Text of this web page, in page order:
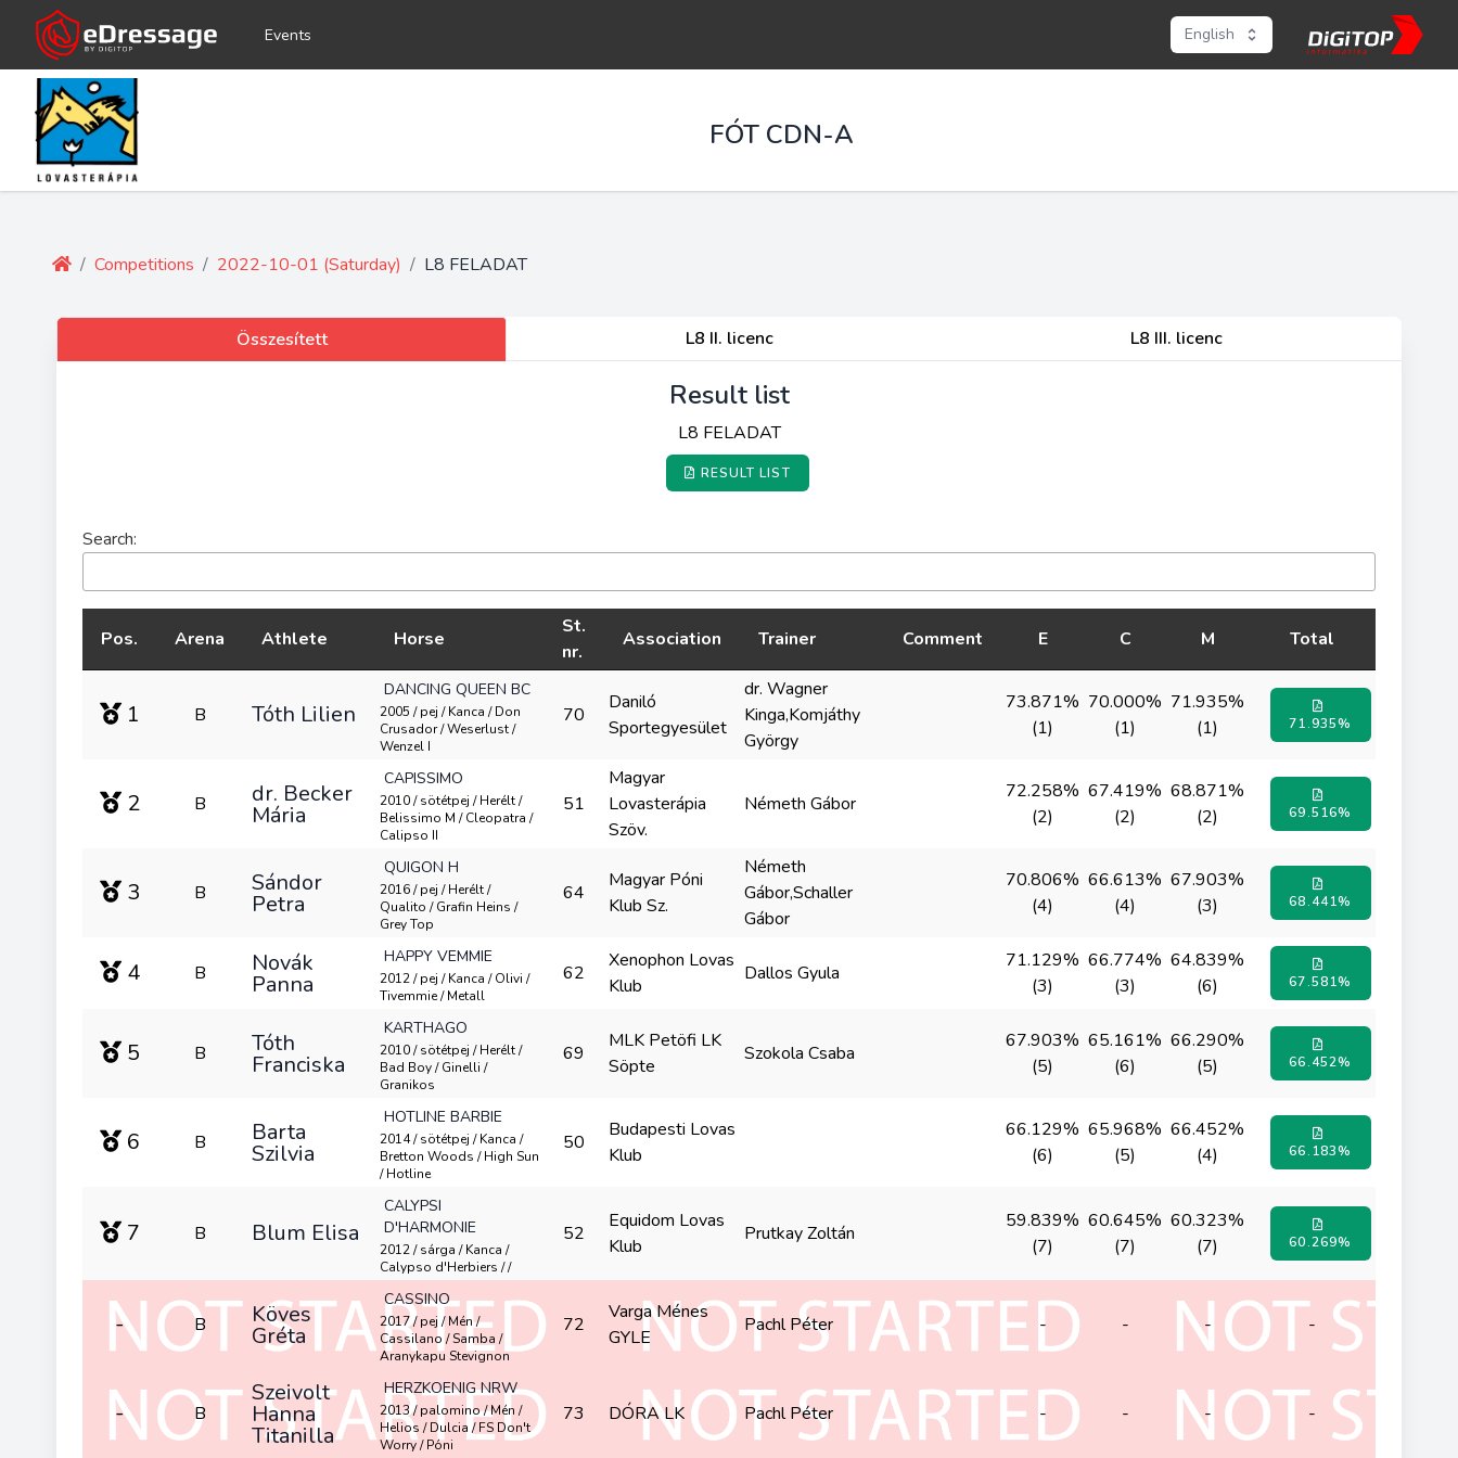
Events English
FÓT CDN-A
/ Competitions / 2022-10-01 (Saturday) / L8 FELADAT
Összesített L8 II. licenc L8 III. licenc
Result list
L8 FELADAT
RESULT LIST
Search:
Pos. Arena Athlete Horse
St.
nr.
Association Trainer Comment E C M Total
1 B Tóth Lilien
DANCING QUEEN BC
2005 / pej / Kanca / Don
Crusador / Weserlust /
Wenzel I
70
Daniló
Sportegyesület
dr. Wagner
Kinga,Komjáthy
György
73.871%
(1)
70.000%
(1)
71.935%
(1)
71.935%
2 B dr. Becker
Mária
CAPISSIMO
2010 / sötétpej / Herélt /
Belissimo M / Cleopatra /
Calipso II
51
Magyar
Lovasterápia
Szöv.
Németh Gábor
72.258%
(2)
67.419%
(2)
68.871%
(2)
69.516%
3 B Sándor
Petra
QUIGON H
2016 / pej / Herélt /
Qualito / Grafin Heins /
Grey Top
64
Magyar Póni
Klub Sz.
Németh
Gábor,Schaller
Gábor
70.806%
(4)
66.613%
(4)
67.903%
(3)
68.441%
4 B Novák
Panna
HAPPY VEMMIE
2012 / pej / Kanca / Olivi /
Tivemmie / Metall
62
Xenophon Lovas
Klub
Dallos Gyula
71.129%
(3)
66.774%
(3)
64.839%
(6)
67.581%
5 B Tóth
Franciska
KARTHAGO
2010 / sötétpej / Herélt /
Bad Boy / Ginelli /
Granikos
69
MLK Petöfi LK
Söpte
Szokola Csaba
67.903%
(5)
65.161%
(6)
66.290%
(5)
66.452%
6 B Barta
Szilvia
HOTLINE BARBIE
2014 / sötétpej / Kanca /
Bretton Woods / High Sun
/ Hotline
50
Budapesti Lovas
Klub
66.129%
(6)
65.968%
(5)
66.452%
(4)
66.183%
7 B Blum Elisa
CALYPSI
D'HARMONIE
2012 / sárga / Kanca /
Calypso d'Herbiers / /
52
Equidom Lovas
Klub
Prutkay Zoltán
59.839%
(7)
60.645%
(7)
60.323%
(7)
60.269%
- B Köves
Gréta
CASSINO
2017 / pej / Mén /
Cassilano / Samba /
Aranykapu Stevignon
72
Varga Ménes
GYLE
Pachl Péter - - - -
- B
Szeivolt
Hanna
Titanilla
HERZKOENIG NRW
2013 / palomino / Mén /
Helios / Dulcia / FS Don't
Worry / Póni
73 DÓRA LK Pachl Péter - - - -